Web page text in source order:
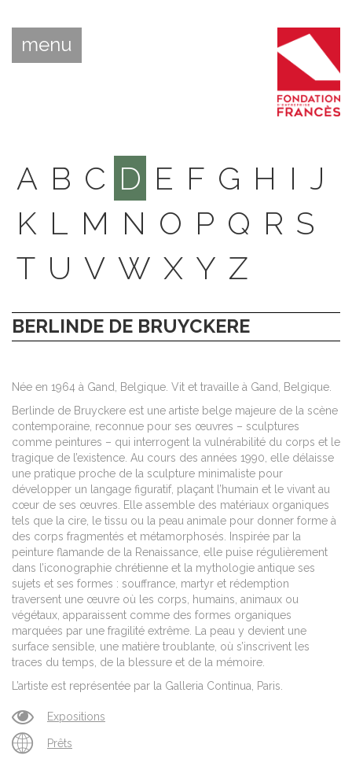
menu
A B C D E F G H I J
K L M N O P Q R S
T U V W X Y Z
BERLINDE DE BRUYCKERE
Née en 1964 à Gand, Belgique. Vit et travaille à Gand, Belgique.
Berlinde de Bruyckere est une artiste belge majeure de la scène
contemporaine, reconnue pour ses œuvres – sculptures
comme peintures – qui interrogent la vulnérabilité du corps et le
tragique de l’existence. Au cours des années 1990, elle délaisse
une pratique proche de la sculpture minimaliste pour
développer un langage figuratif, plaçant l’humain et le vivant au
cœur de ses œuvres. Elle assemble des matériaux organiques
tels que la cire, le tissu ou la peau animale pour donner forme à
des corps fragmentés et métamorphosés. Inspirée par la
peinture flamande de la Renaissance, elle puise régulièrement
dans l’iconographie chrétienne et la mythologie antique ses
sujets et ses formes : souffrance, martyr et rédemption
traversent une œuvre où les corps, humains, animaux ou
végétaux, apparaissent comme des formes organiques
marquées par une fragilité extrême. La peau y devient une
surface sensible, une matière troublante, où s’inscrivent les
traces du temps, de la blessure et de la mémoire.
L’artiste est représentée par la Galleria Continua, Paris.
Expositions
Prêts